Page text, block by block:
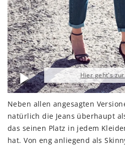
Hier geht's zur
Neben allen angesagten
natürlich die Jeans überhaupt
das seinen Platz in jedem
hat. Von eng anliegend als